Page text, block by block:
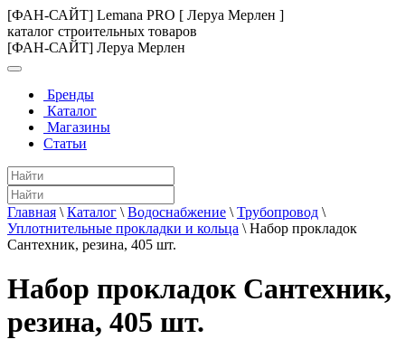
[ФАН-САЙТ] Lemana PRO [ Леруа Мерлен ]
каталог строительных товаров
[ФАН-САЙТ] Леруа Мерлен
Бренды
Каталог
Магазины
Статьи
Главная \ Каталог \ Водоснабжение \ Трубопровод \
Уплотнительные прокладки и кольца \ Набор прокладок
Сантехник, резина, 405 шт.
Набор прокладок Сантехник,
резина, 405 шт.